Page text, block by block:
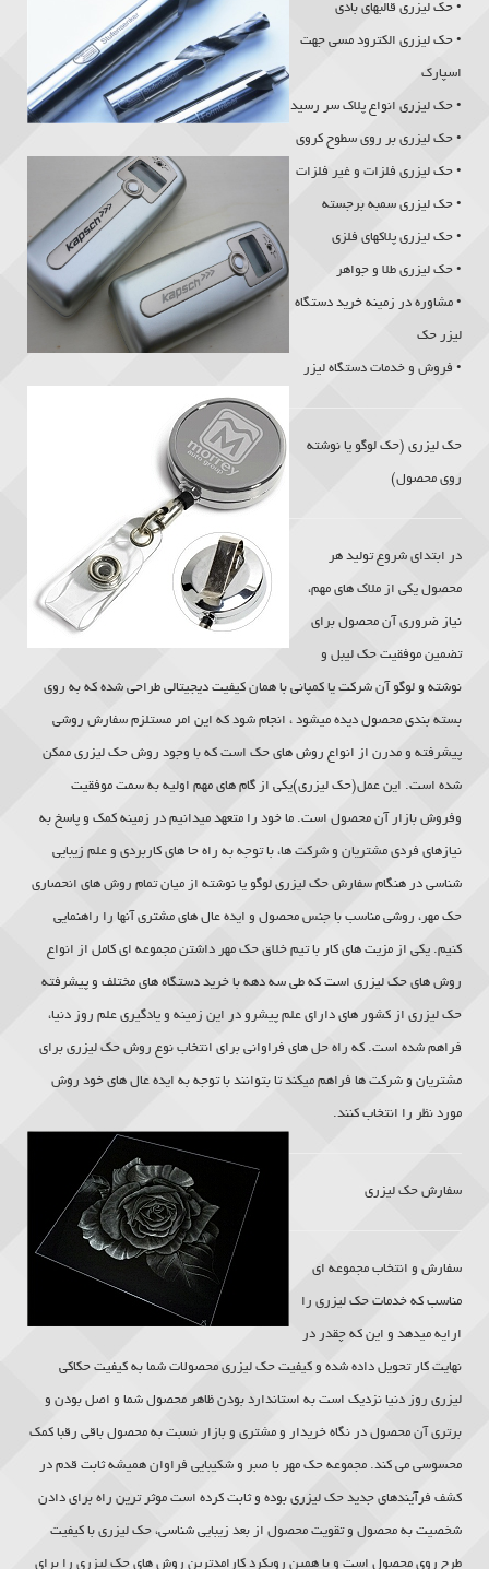
• حک لیزری قالبهای بادی
• حک لیزری الکترود مسی جهت
اسپارک
• حک لیزری انواع پلاک سر رسید
• حک لیزری بر روی سطوح کروی
• حک لیزری فلزات و غیر فلزات
• حک لیزری سمبه برجسته
• حک لیزری پلاکهای فلزی
• حک لیزری طلا و جواهر
• مشاوره در زمینه خرید دستگاه
لیزر حک
• فروش و خدمات دستگاه لیزر
حک لیزری (حک لوگو یا نوشته
روی محصول)
در ابتدای شروع تولید هر
محصول یکی از ملاک های مهم،
نیاز ضروری آن محصول برای
تضمین موفقیت حک لیبل و
نوشته و لوگو آن شرکت یا کمپانی با همان کیفیت دیجیتالی طراحی شده که به روی
بسته بندی محصول دیده میشود ، انجام شود که این امر مستلزم سفارش روشی
پیشرفته و مدرن از انواع روش های حک است که با وجود روش حک لیزری ممکن
شده است. این عمل(حک لیزری)یکی از گام های مهم اولیه به سمت موفقیت
وفروش بازار آن محصول است. ما خود را متعهد میدانیم در زمینه کمک و پاسخ به
نیازهای فردی مشتریان و شرکت ها، با توجه به راه حا های کاربردی و علم زیبایی
شناسی در هنگام سفارش حک لیزری لوگو یا نوشته از میان تمام روش های انحصاری
حک مهر، روشی مناسب با جنس محصول و ایده عال های مشتری آنها را راهنمایی
کنیم. یکی از مزیت های کار با تیم خلاق حک مهر داشتن مجموعه ای کامل از انواع
روش های حک لیزری است که طی سه دهه با خرید دستگاه های مختلف و پیشرفته
حک لیزری از کشور های دارای علم پیشرو در این زمینه و یادگیری علم روز دنیا،
فراهم شده است. که راه حل های فراوانی برای انتخاب نوع روش حک لیزری برای
مشتریان و شرکت ها فراهم میکند تا بتوانند با توجه به ایده عال های خود روش
مورد نظر را انتخاب کنند.
سفارش حک لیزری
سفارش و انتخاب مجموعه ای
مناسب که خدمات حک لیزری را
ارایه میدهد و این که چقدر در
نهایت کار تحویل داده شده و کیفیت حک لیزری محصولات شما به کیفیت حکاکی
لیزری روز دنیا نزدیک است به استاندارد بودن ظاهر محصول شما و اصل بودن و
برتری آن محصول در نگاه خریدار و مشتری و بازار نسبت به محصول باقی رقبا کمک
محسوسی می کند. مجموعه حک مهر با صبر و شکیبایی فراوان همیشه ثابت قدم در
کشف فرآیندهای جدید حک لیزری بوده و ثابت کرده است موثر ترین راه برای دادن
شخصیت به محصول و تقویت محصول از بعد زیبایی شناسی، حک لیزری با کیفیت
طرح روی محصول است و با همین رویکرد کارامدترین روش های حک لیزری را برای